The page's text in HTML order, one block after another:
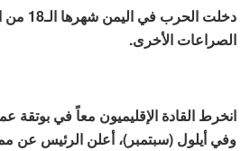
دخلت
الصراعات الأخرى.
انخرط القادة الإقليميون معاً في
وفي أيلول (سبتمبر)، أعلن الرئيس عن